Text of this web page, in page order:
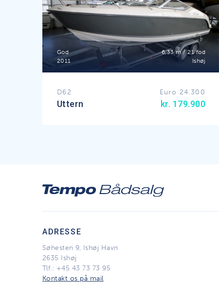
God
6,33 m / 21 fod
2011
Ishøj
D62 Euro 24.300
Uttern kr. 179.900
ADRESSE
Søhesten 9, Ishøj Havn
2635 Ishøj
Tlf.: +45 43 73 73 95
Kontakt os på mail